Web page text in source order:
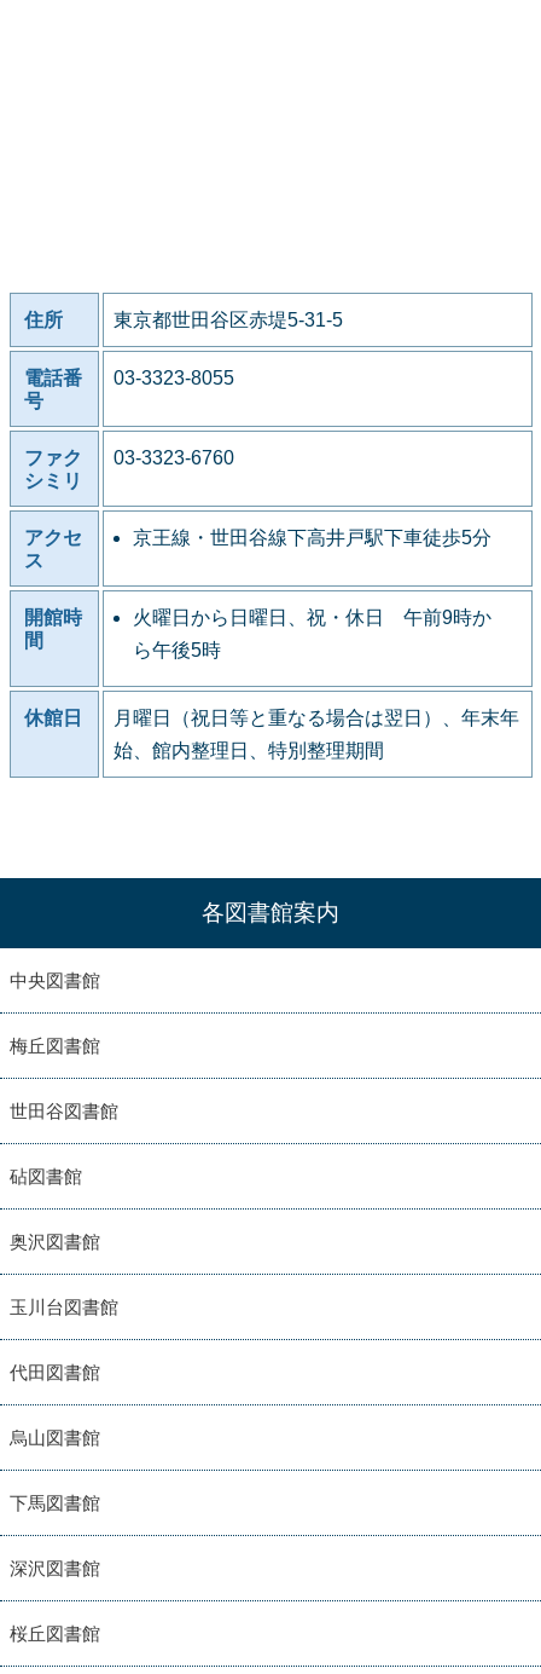
住所 東京都世田谷区赤堤5-31-5
電話番
号
03-3323-8055
ファク
シミリ
03-3323-6760
アクセ
ス
京王線・世田谷線下高井戸駅下車徒歩5分
開館時
間
火曜日から日曜日、祝・休日 午前9時か
ら午後5時
休館日
月曜日（祝日等と重なる場合は翌日）、年末年
始、館内整理日、特別整理期間
各図書館案内
中央図書館
梅丘図書館
世田谷図書館
砧図書館
奥沢図書館
玉川台図書館
代田図書館
烏山図書館
下馬図書館
深沢図書館
桜丘図書館